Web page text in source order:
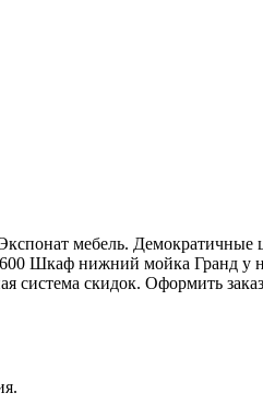
мебель. Демократичные
Шкаф нижний мойка Гранд у
система скидок. Оформить